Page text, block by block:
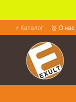
⭐ Каталог 🥇 О нас